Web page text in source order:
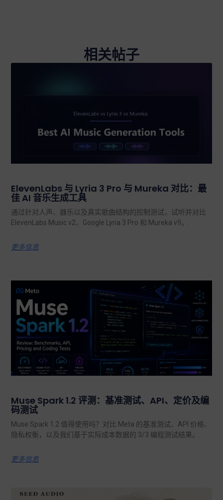
相关帖子
ElevenLabs 与 Lyria 3 Pro 与 Mureka 对比：最
佳 AI 音乐生成工具
通过针对人声、器乐以及真实歌曲结构的控制测试，试听并对比
ElevenLabs Music v2、Google Lyria 3 Pro 和 Mureka v9。.
更多信息
Muse Spark 1.2 评测：基准测试、API、定价及编
码测试
Muse Spark 1.2 值得使用吗？对比 Meta 的基准测试、API 价格、
隐私权衡，以及我们基于实际成本数据的 3/3 编程测试结果。.
更多信息